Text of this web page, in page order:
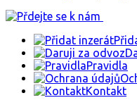
Pravidla
Kontakt